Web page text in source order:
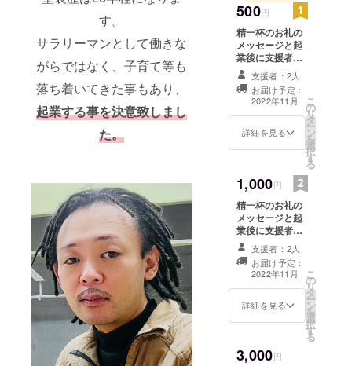
す。
サラリーマンとして働きな
がらではなく、子育て等も
落ち着いてきた事もあり、
起業する事を決意致しまし
た。
500円
精一杯のお礼の
メッセージと起
業後に支援者リ
スト(ポスター及
びインスタグラ
ム支援者リスト)
にお名前を掲載
させて頂きま
す。 ポスター及
掲載期間は2年間
とさせて頂きま
す。 「※支援
時、必ず備考欄
に掲載を希望さ
れるお名前をご
記入くださ
い。」
支援者：2人
お届け予定：
2022年11月
詳細を見る
こ
の
リ
タ
ー
ン
を
選
択
す
る
1,000円
精一杯のお礼の
メッセージと起
業後に支援者リ
スト(ポスター及
びインスタグラ
ム支援者リスト)
にお名前を掲載
させて頂きま
す。 ポスター及
掲載期間は2年間
とさせて頂きま
支援者：2人
お届け予定：
2022年11月
詳細を見る
こ
の
リ
タ
ー
ン
を
選
択
す
る
3,000円